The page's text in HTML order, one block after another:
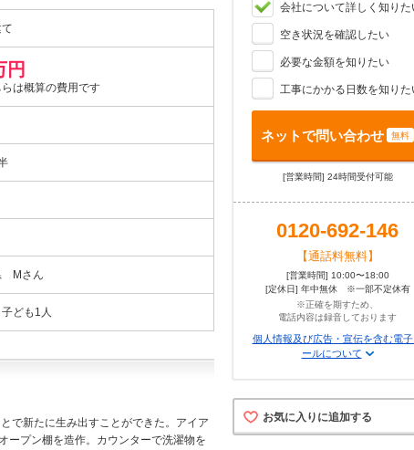
円
は概算の費用です
Mさん
ども1人
で新たに生み出すことができた。アイア
ープン棚を造作。カウンターで洗濯物を
会社について詳しく知りた
空き状況を確認したい
必要な金額を知りたい
工事にかかる日数を知りた
ネットで問い合わせ 無料
[営業時間] 24時間受付可能
0120-692-146
【通話料無料】
[営業時間] 10:00〜18:00
[定休日] 年中無休 ※一部不定休有
※正確を期すため、
電話内容は録音しております
個人情報及び広告・宣伝を含む電子
ールについて
お気に入りに追加する